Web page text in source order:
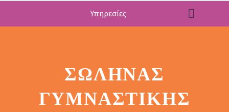
Υπηρεσίες
ΣΩΛΉΝΑΣ
ΓΥΜΝΑΣΤΙΚΉΣ